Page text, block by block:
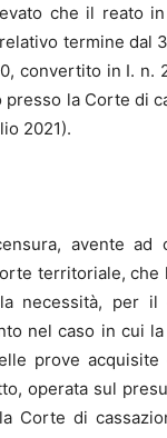
che il reato
termine dal
convertito in I. n.
la Corte di
2021).
avente ad
territoriale,
necessità, per
nel caso in cui
prove
operata sul
Corte di